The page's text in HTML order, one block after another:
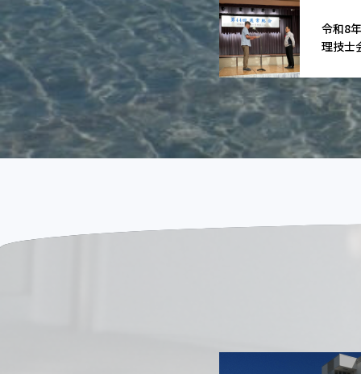
令和8
理技士